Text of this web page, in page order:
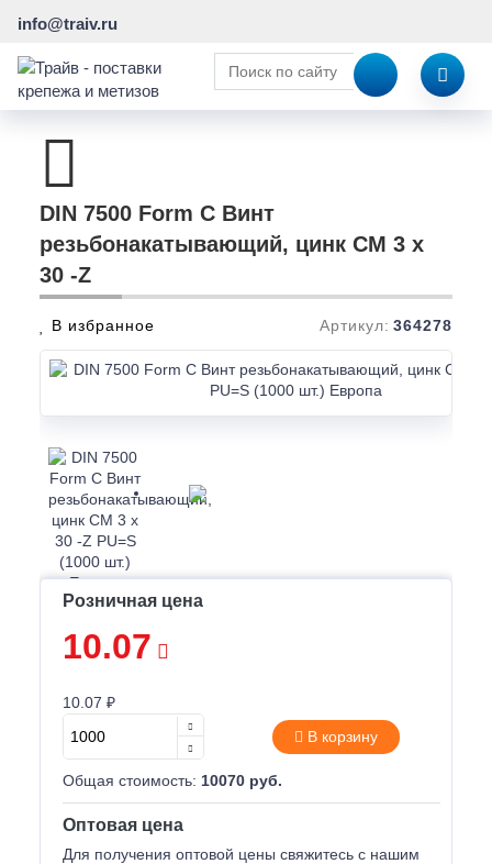
info@traiv.ru
DIN 7500 Form C Винт
резьбонакатывающий, цинк CM 3 x
30 -Z
В избранное Артикул: 364278
Розничная цена
10.07
10.07 ₽
В корзину
Общая стоимость: 10070 руб.
Оптовая цена
Для получения оптовой цены свяжитесь с нашим